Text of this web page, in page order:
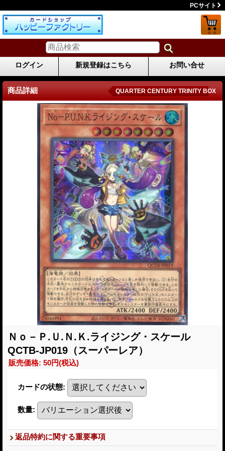
PCサイト
ログイン 新規登録はこちら お問い合せ
商品詳細 QUARTER CENTURY TRINITY BOX
Ｎｏ－Ｐ.Ｕ.Ｎ.Ｋ.ライジング・スケール
QCTB-JP019（スーパーレア）
販売価格: 50円(税込)
カードの状態:
数量:
返品特約に関する重要事項